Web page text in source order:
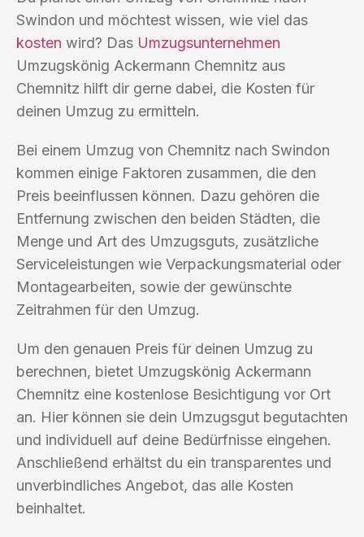
Swindon und möchtest wissen, wie viel das
kosten wird? Das Umzugsunternehmen
Umzugskönig Ackermann Chemnitz aus
Chemnitz hilft dir gerne dabei, die Kosten für
deinen Umzug zu ermitteln.
Bei einem Umzug von Chemnitz nach Swindon
kommen einige Faktoren zusammen, die den
Preis beeinflussen können. Dazu gehören die
Entfernung zwischen den beiden Städten, die
Menge und Art des Umzugsguts, zusätzliche
Serviceleistungen wie Verpackungsmaterial oder
Montagearbeiten, sowie der gewünschte
Zeitrahmen für den Umzug.
Um den genauen Preis für deinen Umzug zu
berechnen, bietet Umzugskönig Ackermann
Chemnitz eine kostenlose Besichtigung vor Ort
an. Hier können sie dein Umzugsgut begutachten
und individuell auf deine Bedürfnisse eingehen.
Anschließend erhältst du ein transparentes und
unverbindliches Angebot, das alle Kosten
beinhaltet.